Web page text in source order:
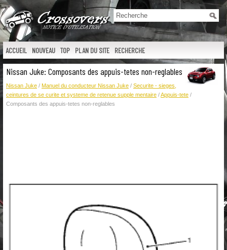
ACCUEIL NOUVEAU TOP PLAN DU SITE RECHERCHE
Nissan Juke: Composants des appuis-tetes non-reglables
Nissan Juke / Manuel du conducteur Nissan Juke / Securite - sieges,
ceintures de se curite et systeme de retenue supple mentaire /Appuis-tete /
Composants des appuis-tetes non-reglables